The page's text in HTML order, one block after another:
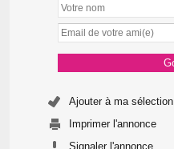
Ajouter à ma sélection
Imprimer l'annonce
Signaler l'annonce